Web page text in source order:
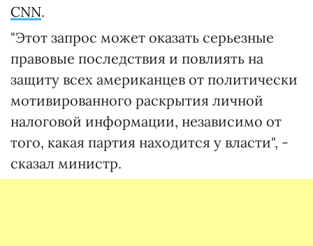
CNN.
"Этот запрос может оказать серьезные
правовые последствия и повлиять на
защиту всех американцев от политически
мотивированного раскрытия личной
налоговой информации, независимо от
того, какая партия находится у власти", -
сказал министр.